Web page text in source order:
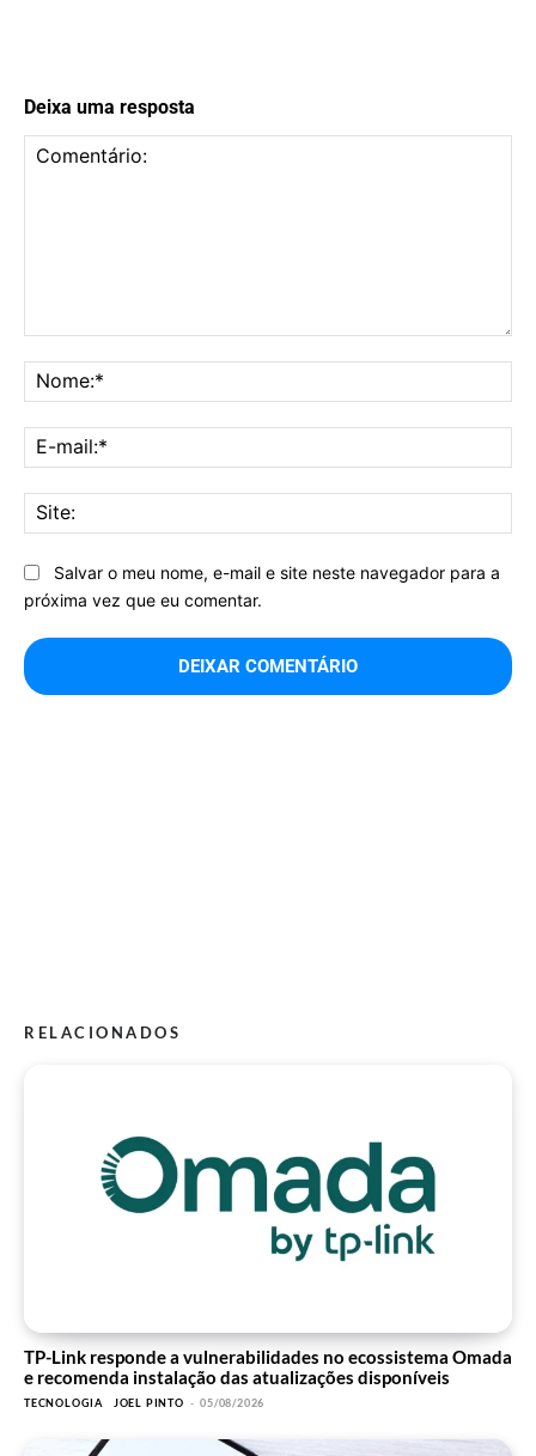
Deixa uma resposta
Salvar o meu nome, e-mail e site neste navegador para a
próxima vez que eu comentar.
RELACIONADOS
TP-Link responde a vulnerabilidades no ecossistema Omada
e recomenda instalação das atualizações disponíveis
TECNOLOGIA JOEL PINTO - 05/08/2026